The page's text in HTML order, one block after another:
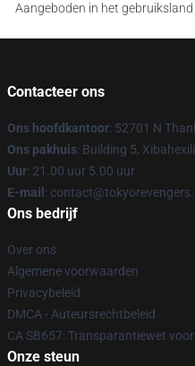
Aangeboden in het gebruiksland
Contacteer ons
Ons hoofdkantoor: 52701 N
Ons pakhuis: Building 5,
Uur: 21.00 uur 5.00 uur
E-mail :
Ons bedrijf
Over ons
Algemene voorwaarden
Privacybeleid
DMCA - Auteursrechtbeleid
CA SB657: Transparantiewet
Onze steun